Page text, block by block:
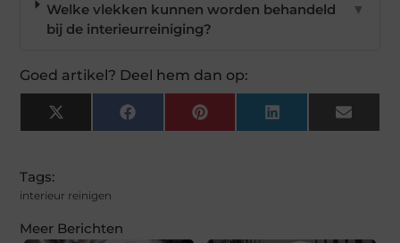
Welke vlekken kunnen worden behandeld
bij de interieurreiniging?
▼
Goed artikel? Deel hem dan op:
X
(Twitter)
FacebookPinterest LinkedIn Email
Tags:
interieur reinigen
Meer Berichten